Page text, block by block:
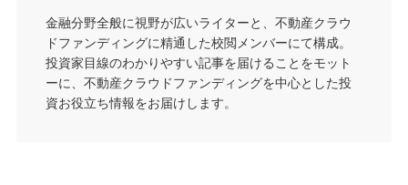
金融分野全般に視野が広いライターと、不動産クラウ
ドファンディングに精通した校閲メンバーにて構成。
投資家目線のわかりやすい記事を届けることをモット
ーに、不動産クラウドファンディングを中心とした投
資お役立ち情報をお届けします。